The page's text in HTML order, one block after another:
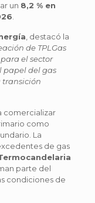
un 8,2 % en
, destacó la
de TPLGas
el sector
papel del gas
transición
comercializar
como
La
de gas
parte del
condiciones de